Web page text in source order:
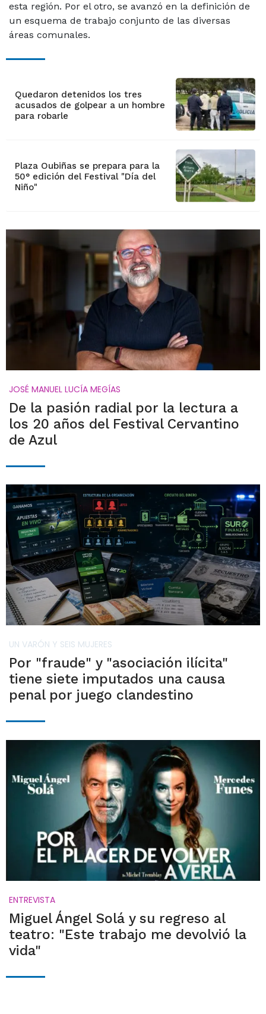
esta región. Por el otro, se avanzó en la definición de
un esquema de trabajo conjunto de las diversas
áreas comunales.
Quedaron detenidos los tres
acusados de golpear a un hombre
para robarle
Plaza Oubiñas se prepara para la
50° edición del Festival "Día del
Niño"
JOSÉ MANUEL LUCÍA MEGÍAS
De la pasión radial por la lectura a
los 20 años del Festival Cervantino
de Azul
UN VARÓN Y SEIS MUJERES
Por "fraude" y "asociación ilícita"
tiene siete imputados una causa
penal por juego clandestino
ENTREVISTA
Miguel Ángel Solá y su regreso al
teatro: "Este trabajo me devolvió la
vida"